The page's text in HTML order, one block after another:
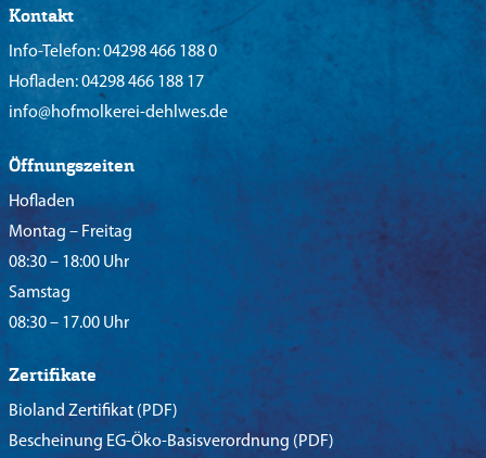
Kontakt
Info-Telefon:04298 466 188 0
Hofladen:04298 466 188 17
info@hofmolkerei-dehlwes.de
Öffnungszeiten
Hofladen
Montag – Freitag
08:30 – 18:00 Uhr
Samstag
08:30 – 17.00 Uhr
Zertifikate
Bioland Zertifikat (PDF)
Bescheinung EG-Öko-Basisverordnung (PDF)